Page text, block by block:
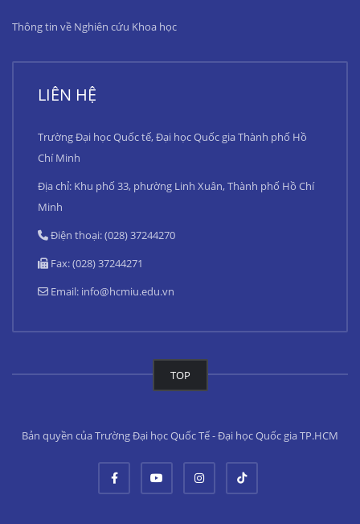
Thông tin về Nghiên cứu Khoa học
LIÊN HỆ
Trường Đại học Quốc tế, Đại học Quốc gia Thành phố Hồ
Chí Minh
Địa chỉ: Khu phố 33, phường Linh Xuân, Thành phố Hồ Chí
Minh
Điện thoại: (028) 37244270
Fax: (028) 37244271
Email: info@hcmiu.edu.vn
TOP
Bản quyền của Trường Đại học Quốc Tế - Đại học Quốc gia TP.HCM